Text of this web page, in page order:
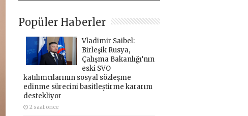
Popüler Haberler
Vladimir Saibel:
Birleşik Rusya,
Çalışma Bakanlığı’nın
eski SVO
katılımcılarının sosyal sözleşme
edinme sürecini basitleştirme kararını
destekliyor
2 saat önce